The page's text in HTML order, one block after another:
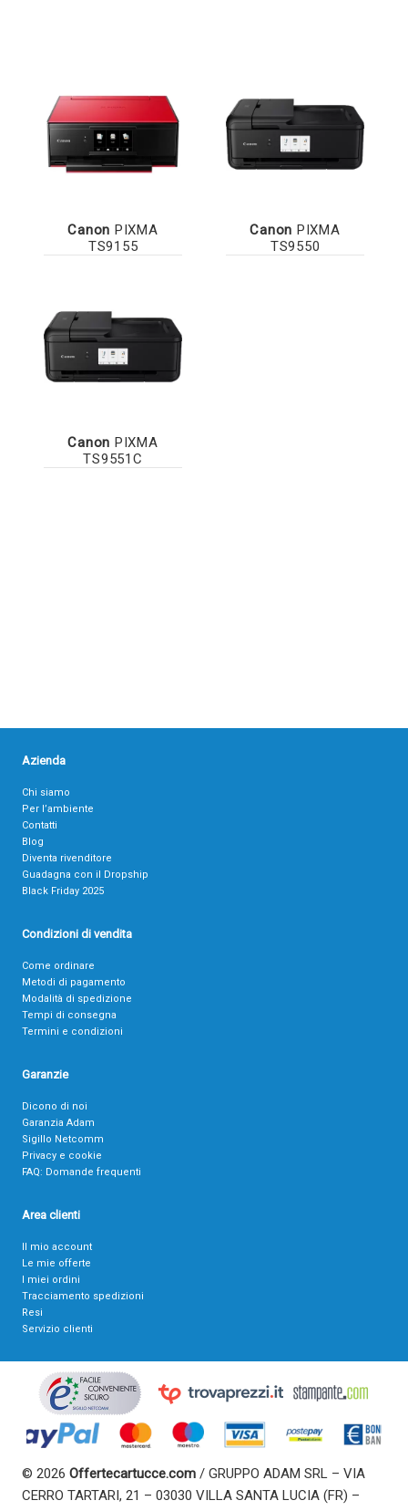
Canon PIXMA
TS9155
Canon PIXMA
TS9550
Canon PIXMA
TS9551C
Azienda
Chi siamo
Per l’ambiente
Contatti
Blog
Diventa rivenditore
Guadagna con il Dropship
Black Friday 2025
Condizioni di vendita
Come ordinare
Metodi di pagamento
Modalità di spedizione
Tempi di consegna
Termini e condizioni
Garanzie
Dicono di noi
Garanzia Adam
Sigillo Netcomm
Privacy e cookie
FAQ: Domande frequenti
Area clienti
Il mio account
Le mie offerte
I miei ordini
Tracciamento spedizioni
Resi
Servizio clienti
© 2026 Offertecartucce.com / GRUPPO ADAM SRL – VIA
CERRO TARTARI, 21 – 03030 VILLA SANTA LUCIA (FR) –